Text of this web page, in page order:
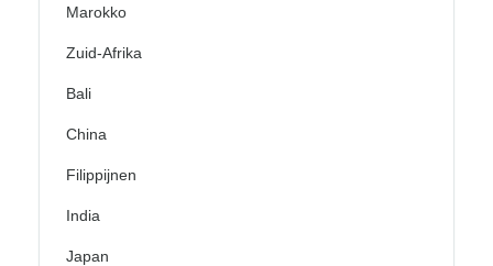
Marokko
Zuid-Afrika
Bali
China
Filippijnen
India
Japan